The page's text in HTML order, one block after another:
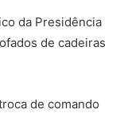
da Presidência
de cadeiras
de comando